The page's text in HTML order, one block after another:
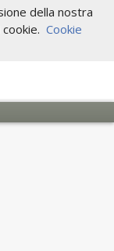
della nostra
Cookie